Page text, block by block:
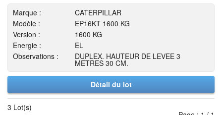
Marque :
CATERPILLAR
Modèle :
EP16KT 1600 KG
Version :
1600 KG
Energie :
EL
Observations :
DUPLEX. HAUTEUR DE LEVEE 3
METRES 30 CM.
Détail du lot
3 Lot(s)